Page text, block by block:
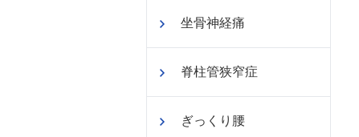
坐骨神経痛
脊柱管狭窄症
ぎっくり腰